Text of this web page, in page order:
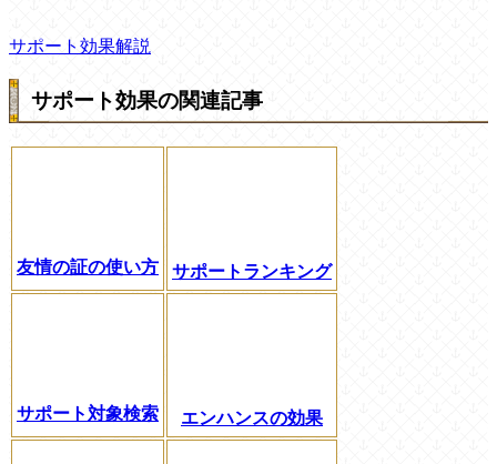
サポート効果解説
サポート効果の関連記事
友情の証の使い方 サポートランキング
サポート対象検索 エンハンスの効果